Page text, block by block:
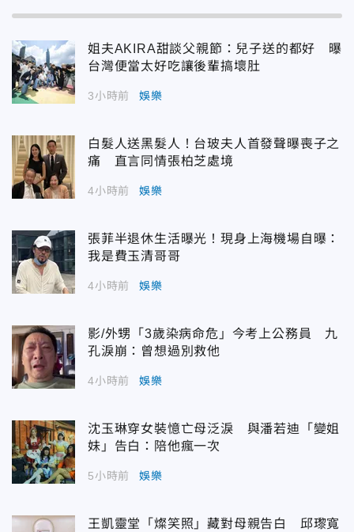
姐夫AKIRA甜談父親節：兒子送的都好 曝
台灣便當太好吃讓後輩搞壞肚
3小時前 娛樂
白髮人送黑髮人！台玻夫人首發聲曝喪子之
痛 直言同情張柏芝處境
4小時前 娛樂
張菲半退休生活曝光！現身上海機場自曝：
我是費玉清哥哥
4小時前 娛樂
影/外甥「3歲染病命危」今考上公務員 九
孔淚崩：曾想過別救他
4小時前 娛樂
沈玉琳穿女裝憶亡母泛淚 與潘若迪「變姐
妹」告白：陪他瘋一次
5小時前 娛樂
王凱靈堂「燦笑照」藏對母親告白 邱瓈寬